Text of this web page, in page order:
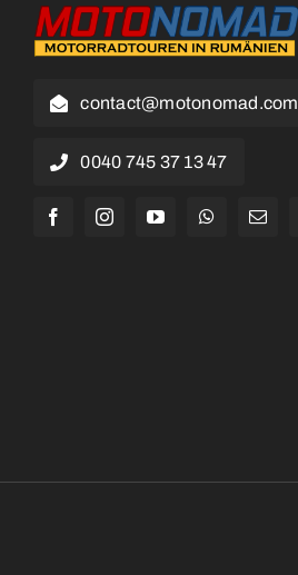
contact@motonomad.com
0040 745 37 13 47